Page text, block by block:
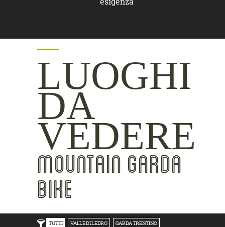
LUOGHI
DA
VEDERE
MOUNTAIN GARDA
BIKE
TUTTI VALLE DI LEDRO GARDA TRENTINO